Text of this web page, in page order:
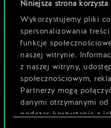
Niniejsza strona
Wykorzystujemy pliki
spersonalizowania
funkcje
naszej witrynie.
z naszej witryny,
społecznościowym,
Partnerzy mogą
danymi otrzymanymi
podczas korzystania z
Nazwij talię i